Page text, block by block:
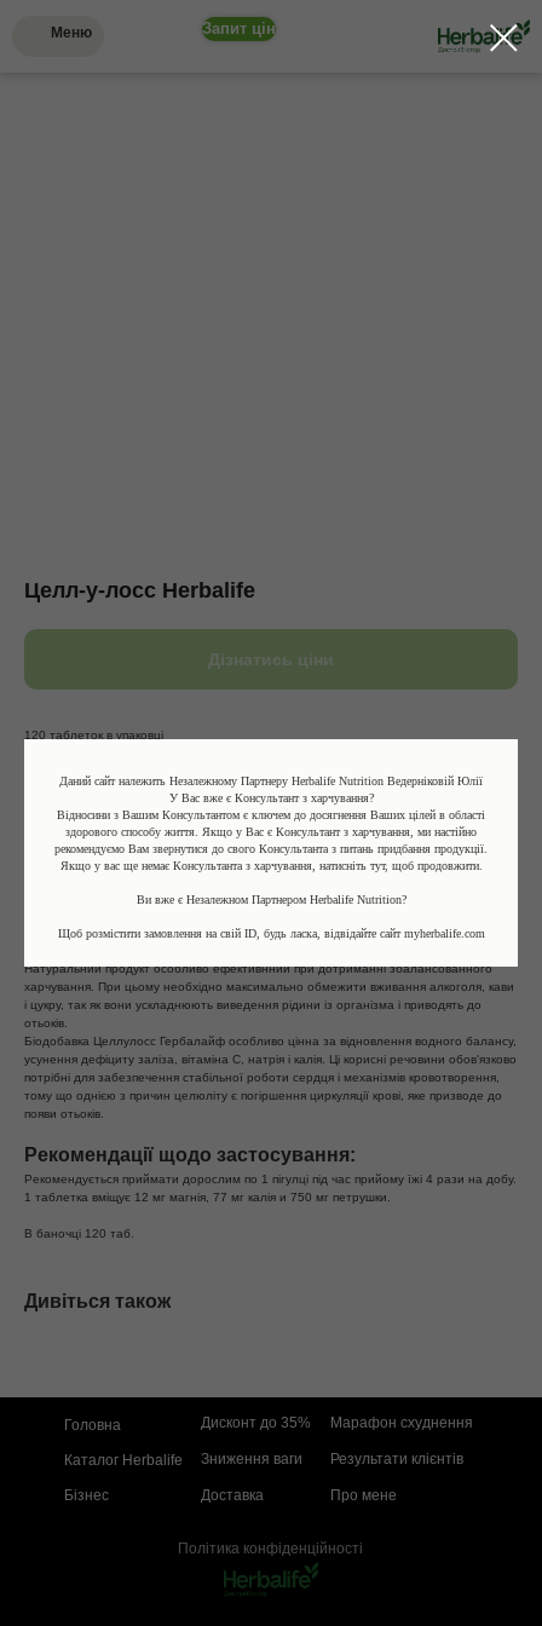
Запит цін
Меню
Целл-у-лосс Herbalife
Дізнатись ціни
120 таблеток в упаковці
врегулювати внутрішньоклітинний водний баланс.
Склад:
Петрушка
Калій
Опис:
Натуральний продукт особливо ефективнний при дотриманні збалансованного
харчування. При цьому необхідно максимально обмежити вживання алкоголя, кави
і цукру, так як вони ускладнюють виведення рідини із організма і приводять до
отьоків.
Біодобавка Целлулосс Гербалайф особливо цінна за відновлення водного балансу,
усунення дефіциту заліза, вітаміна С, натрія і калія. Ці корисні речовини обов'язково
потрібні для забезпечення стабільної роботи сердця і механізмів кровотворення,
тому що однією з причин целюліту є погіршення циркуляції крові, яке призводе до
появи отьоків.
Рекомендації щодо застосування:
Рекомендується приймати дорослим по 1 пігулці під час прийому їжі 4 рази на добу.
1 таблетка вміщує 12 мг магнія, 77 мг калія и 750 мг петрушки.
В баночці 120 таб.
Дивіться також
Про мене
Марафон схуднення
Результати клієнтів
Каталог Herbalife
Бізнес
Головна Дисконт до 35%
Доставка
Зниження ваги
Політика конфіденційності
Даний сайт належить Незалежному Партнеру Herbalife Nutrition Ведерніковій Юлії
У Вас вже є Консультант з харчування?
Відносини з Вашим Консультантом є ключем до досягнення Ваших цілей в області
здорового способу життя. Якщо у Вас є Консультант з харчування, ми настійно
рекомендуємо Вам звернутися до свого Консультанта з питань придбання продукції.
Якщо у вас ще немає Консультанта з харчування, натисніть тут, щоб продовжити.
Ви вже є Незалежном Партнером Herbalife Nutrition?
Щоб розмістити замовлення на свій ID, будь ласка, відвідайте сайт myherbalife.com